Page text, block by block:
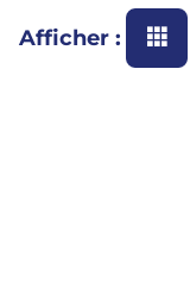
Afficher :